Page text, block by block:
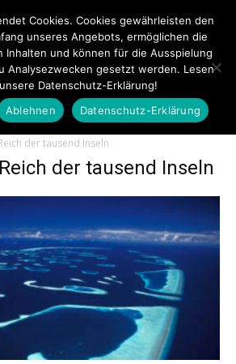
Touristiknews.de
Touristiknews
der tausend Inseln
der tausend Inseln
Cookies. Cookies gewährleisten den
unseres Angebots, ermöglichen die
Inhalten und können für die Ausspielung
Analysezwecken gesetzt werden. Lesen
Datenschutz-Erklärung!
Ablehnen Datenschutz-Erklärung